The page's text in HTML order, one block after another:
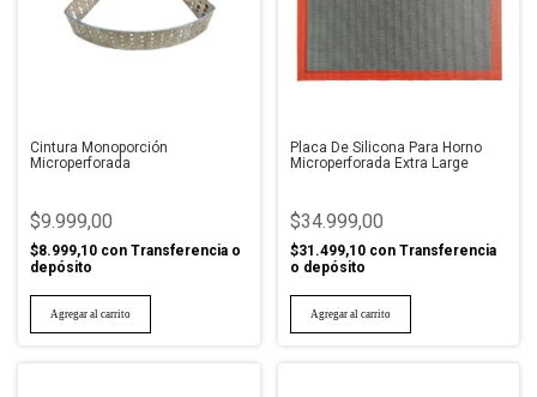
Cintura Monoporción
Microperforada
$9.999,00
$8.999,10 con Transferencia o
depósito
Placa De Silicona Para Horno
Microperforada Extra Large
$34.999,00
$31.499,10 con Transferencia
o depósito